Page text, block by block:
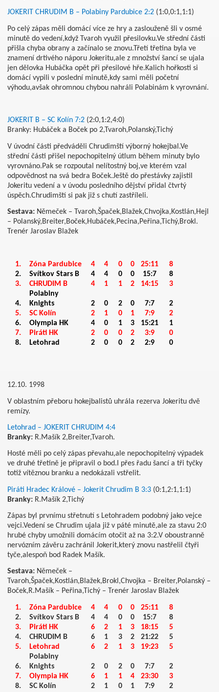
JOKERIT CHRUDIM B – Polabiny Pardubice 2:2 (1:0,0:1,1:1)
Po celý zápas měli domácí více ze hry a zaslouženě šli v osmé
minutě do vedení,když Tvaroh využil přesilovku.Ve střední části
přišla chyba obrany a začínalo se znovu.Třetí třetina byla ve
znamení drtivého náporu Jokeritu,ale z množství šancí se ujala
jen dělovka Hubáčka opět při přesilové hře.Kalich hořkosti si
domácí vypili v poslední minutě,kdy sami měli početní
výhodu,avšak ohromnou chybou nahráli Polabinám k vyrovnání.
JOKERIT B – SC Kolín 7:2 (2:0,1:2,4:0)
Branky: Hubáček a Boček po 2,Tvaroh,Polanský,Tichý
V úvodní části předváděli Chrudimští výborný hokejbal.Ve
střední části přišel nepochopitelný útlum během minuty bylo
vyrovnáno.Pak se rozpoutal nelítostný boj,ve kterém vzal
odpovědnost na svá bedra Boček.Ještě do přestávky zajistil
Jokeritu vedení a v úvodu posledního dějství přidal čtvrtý
úspěch.Chrudimští si pak již s chutí zastříleli.
Sestava: Němeček – Tvaroh,Špaček,Blažek,Chvojka,Kostlán,Hejl
– Polanský,Breiter,Boček,Hubáček,Pecina,Peřina,Tichý,Brokl.
Trenér Jaroslav Blažek
1. Zóna Pardubice 4 4 0 0 25:11
8
2.
Svítkov Stars B 4 4 0 0 15:7
8
3.
CHRUDIM B 4 1 1 2 14:15 3
4.
Polabiny
Knights
2 0 2 0 7:7
2
5.
SC Kolín 2 1 0 1 7:9
2
6.
Olympia HK 4 0 1 3 15:21
1
7.
Piráti HK 2 0 0 2 3:9
0
8.
Letohrad 2 0 0 2 2:9 0
12.10. 1998
V oblastním přeboru hokejbalistů uhrála rezerva Jokeritu dvě
remízy.
Letohrad – JOKERIT CHRUDIM 4:4
Branky: R.Mašík 2,Breiter,Tvaroh.
Hosté měli po celý zápas převahu,ale nepochopitelný výpadek
ve druhé třetině je připravil o bod.I přes řadu šancí a tři tyčky
totiž vítěznou branku a nedokázali vstřelit.
Piráti Hradec Králové – Jokerit Chrudim B 3:3 (0:1,2:1,1:1)
Branky: R.Mašík 2,Tichý
Zápas byl prvnímu střetnutí s Letohradem podobný jako vejce
vejci.Vedení se Chrudim ujala již v páté minutě,ale za stavu 2:0
hrubé chyby umožnili domácím otočit až na 3:2.V oboustranně
nervózním závěru zachránil Jokerit,který znovu nastřelil čtyři
tyče,alespoň bod Radek Mašík.
Sestava: Němeček –
Tvaroh,Špaček,Kostlán,Blažek,Brokl,Chvojka – Breiter,Polanský –
Boček,R.Mašík – Peřina,Tichý – Trenér Jaroslav Blažek
1. Zóna Pardubice 4 4 0 0 25:11
8
2.
Svítkov Stars B 4 4 0 0 15:7
8
3.
Piráti HK 6 2 1 3 18:15
5
4.
CHRUDIM B 6 1 3 2 21:22
5
5.
Letohrad 6 2 1 3 19:23 5
6.
Polabiny
Knights
2 0 2 0 7:7
2
7.
Olympia HK 6 1 1 4 23:30
3
8.
SC Kolín 2 1 0 1 7:9 2